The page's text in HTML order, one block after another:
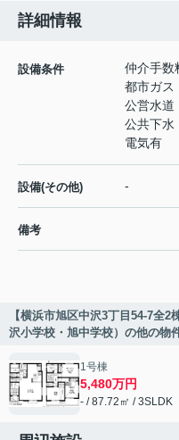
詳細情報
設備条件
仲介手数
都市ガス
公営水道
公共下水
電気有
設備(その他) -
備考
【横浜市旭区中沢3丁目54-7全
沢小学校・旭中学校）の他の物
1号棟
5,480万円
- / 87.72㎡ / 3SLDK